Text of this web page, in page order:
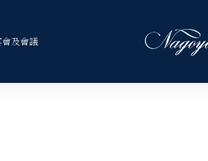
及會議